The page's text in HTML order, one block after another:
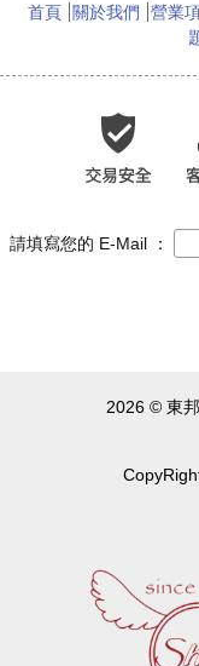
首頁 關於我們 營業
請填寫您的 E-Mail ：
2026 © 東